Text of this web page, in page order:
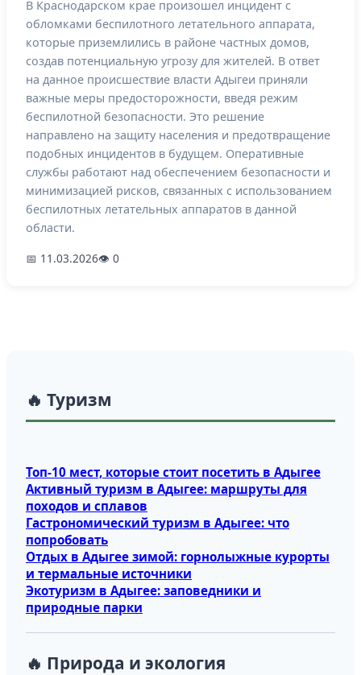
В Краснодарском крае произошел инцидент с
обломками беспилотного летательного аппарата,
которые приземлились в районе частных домов,
создав потенциальную угрозу для жителей. В ответ
на данное происшествие власти Адыгеи приняли
важные меры предосторожности, введя режим
беспилотной безопасности. Это решение
направлено на защиту населения и предотвращение
подобных инцидентов в будущем. Оперативные
службы работают над обеспечением безопасности и
минимизацией рисков, связанных с использованием
беспилотных летательных аппаратов в данной
области.
📅 11.03.2026👁 0
🔥 Туризм
Топ‑10 мест, которые стоит посетить в Адыгее
Активный туризм в Адыгее: маршруты для
походов и сплавов
Гастрономический туризм в Адыгее: что
попробовать
Отдых в Адыгее зимой: горнолыжные курорты
и термальные источники
Экотуризм в Адыгее: заповедники и
природные парки
🔥 Природа и экология